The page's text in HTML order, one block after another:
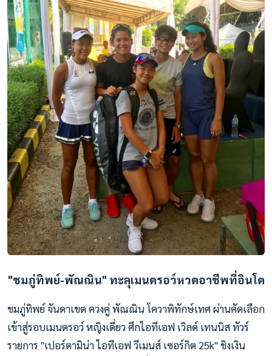
"ชมภู่ทิพย์-พัณณิน" ทะลุเมนดรอว์หวดอาชีพที่อินโด
ชมภู่ทิพย์ จันดาเขต ควงคู่ พัณณิน โควาพิทักษ์เทศ ผ่านคัดเลือก
เข้าสู่รอบเมนดรอว์ หญิงเดี่ยว ศึกไอทีเอฟ เวิลด์ เทนนิส ทัวร์
รายการ "เปอร์ตามิน่า ไอทีเอฟ วีเมนส์ เซอร์กิต 25k" ชิงเงิน